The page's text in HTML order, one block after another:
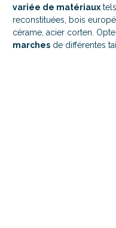
variée de matériaux
reconstituées, bois
cérame, acier corten.
marches de différentes